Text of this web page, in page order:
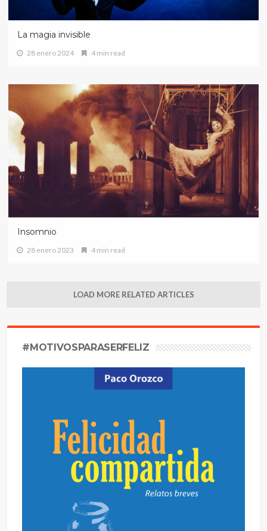
La magia invisible
28 enero 2024 4 min read
Insomnio
28 enero 2023 4 min read
LOAD MORE RELATED ARTICLES
#MOTIVOSPARASERFELIZ